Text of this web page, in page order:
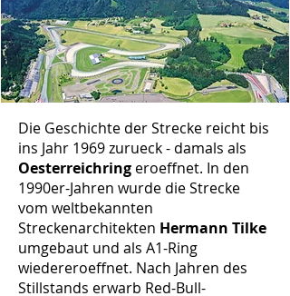
Die Geschichte der Strecke reicht bis
ins Jahr 1969 zurueck - damals als
Oesterreichring eroeffnet. In den
1990er-Jahren wurde die Strecke
vom weltbekannten
Streckenarchitekten Hermann Tilke
umgebaut und als A1-Ring
wiedereroeffnet. Nach Jahren des
Stillstands erwarb Red-Bull-